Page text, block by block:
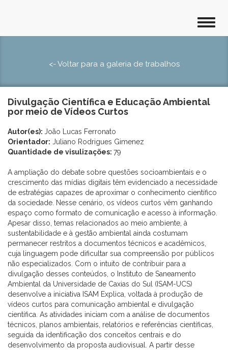
<- Voltar para a galeria de trabalhos
Divulgação Científica e Educação Ambiental
por meio de Vídeos Curtos
Autor(es): João Lucas Ferronato
Orientador: Juliano Rodrigues Gimenez
Quantidade de visulizações: 79
A ampliação do debate sobre questões socioambientais e o
crescimento das mídias digitais têm evidenciado a necessidade
de estratégias capazes de aproximar o conhecimento científico
da sociedade. Nesse cenário, os vídeos curtos vêm ganhando
espaço como formato de comunicação e acesso à informação.
Apesar disso, temas relacionados ao meio ambiente, à
sustentabilidade e à gestão ambiental ainda costumam
permanecer restritos a documentos técnicos e acadêmicos,
cuja linguagem pode dificultar sua compreensão por públicos
não especializados. Com o intuito de contribuir para a
divulgação desses conteúdos, o Instituto de Saneamento
Ambiental da Universidade de Caxias do Sul (ISAM-UCS)
desenvolve a iniciativa ISAM Explica, voltada à produção de
vídeos curtos para comunicação ambiental e divulgação
científica. As atividades iniciam com a análise de documentos
técnicos, planos ambientais, relatórios e referências científicas,
seguida da identificação dos conceitos centrais e do
desenvolvimento da proposta audiovisual. A partir desse